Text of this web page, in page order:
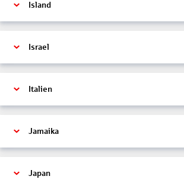
Island
Israel
Italien
Jamaika
Japan